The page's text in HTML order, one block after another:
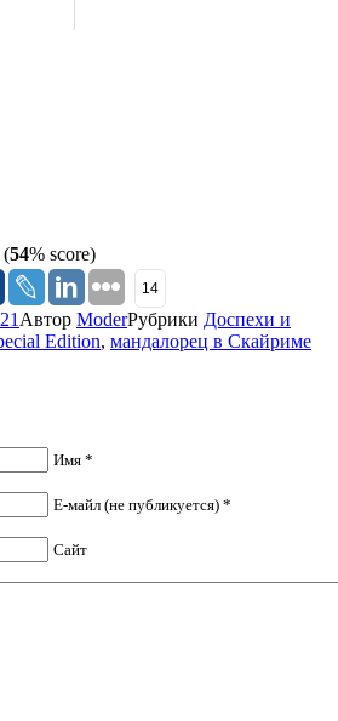
(54% score)
14
Автор ModerРубрики Доспехи и
Edition, мандалорец в Скайриме
Имя *
Е-майл (не публикуется) *
Сайт